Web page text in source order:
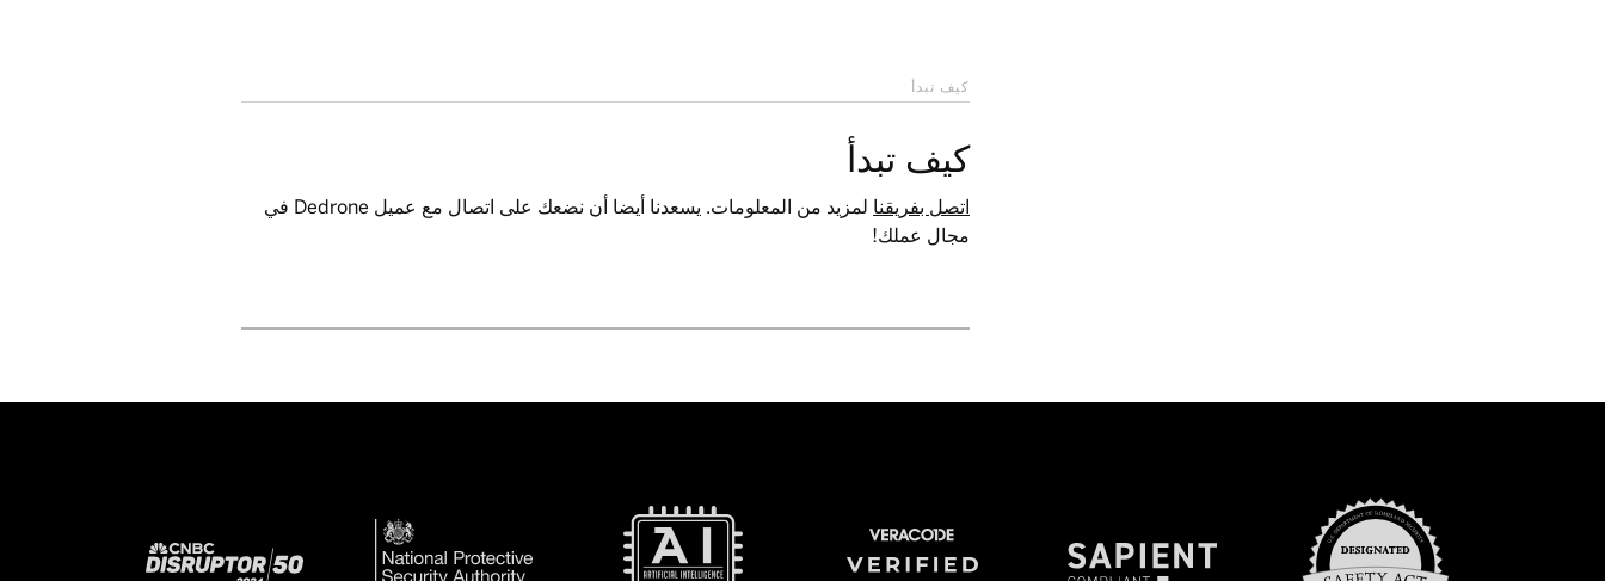
كيف تبدأ
كيف تبدأ
اتصل بفريقنا
لمزيد من المعلومات. يسعدنا أيضا أن نضعك على اتصال مع عميل Dedrone في
مجال عملك!